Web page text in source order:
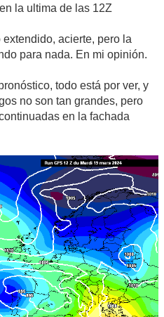
la ultima de las 12Z
acierte, pero la
para nada. En mi opinión.
todo está por ver, y
no son tan grandes, pero
en la fachada